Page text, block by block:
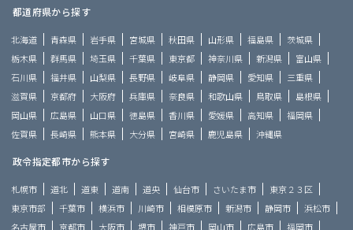
都道府県から探す
北海道 青森県 岩手県 宮城県 秋田県 山形県 福島県
茨城県
栃木県
群馬県 埼玉県 千葉県 東京都 神奈川県 新潟県
富山県
石川県
福井県 山梨県 長野県 岐阜県 静岡県 愛知県
三重県
滋賀県
京都府 大阪府 兵庫県 奈良県 和歌山県 鳥取県
島根県
岡山県
広島県 山口県 徳島県 香川県 愛媛県 高知県
福岡県
佐賀県
長崎県 熊本県 大分県 宮崎県 鹿児島県 沖縄県
政令指定都市から探す
札幌市 道北 道東 道南 道央 仙台市 さいたま市
東京２３区
東京市部
千葉市 横浜市 川崎市 相模原市 新潟市 静岡市
浜松市
名古屋市
京都市 大阪市 堺市 神戸市 岡山市 広島市
福岡市